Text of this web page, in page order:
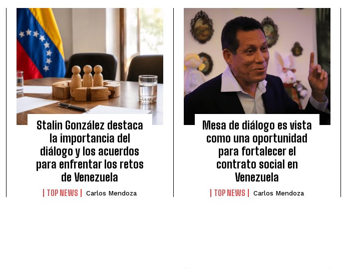
Stalin González destaca
la importancia del
diálogo y los acuerdos
para enfrentar los retos
de Venezuela
TOP NEWS Carlos Mendoza
Mesa de diálogo es vista
como una oportunidad
para fortalecer el
contrato social en
Venezuela
TOP NEWS Carlos Mendoza